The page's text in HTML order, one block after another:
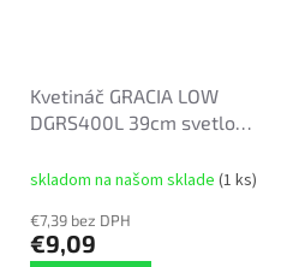
Kvetináč GRACIA LOW
DGRS400L 39cm svetlo
skladom na našom sklade (1 ks)
€7,39 bez DPH
€9,09